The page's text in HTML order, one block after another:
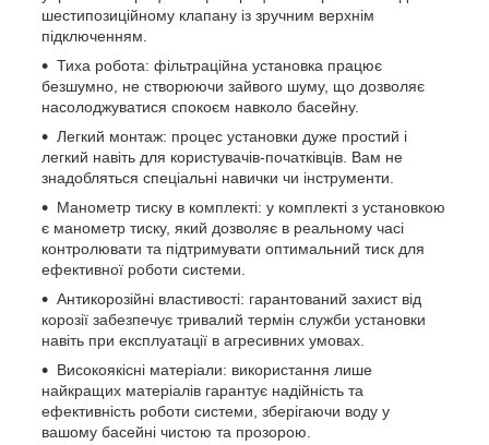
шестипозиційному клапану із зручним верхнім
підключенням.
Тиха робота: фільтраційна установка працює
безшумно, не створюючи зайвого шуму, що дозволяє
насолоджуватися спокоєм навколо басейну.
Легкий монтаж: процес установки дуже простий і
легкий навіть для користувачів-початківців. Вам не
знадобляться спеціальні навички чи інструменти.
Манометр тиску в комплекті: у комплекті з установкою
є манометр тиску, який дозволяє в реальному часі
контролювати та підтримувати оптимальний тиск для
ефективної роботи системи.
Антикорозійні властивості: гарантований захист від
корозії забезпечує тривалий термін служби установки
навіть при експлуатації в агресивних умовах.
Високоякісні матеріали: використання лише
найкращих матеріалів гарантує надійність та
ефективність роботи системи, зберігаючи воду у
вашому басейні чистою та прозорою.